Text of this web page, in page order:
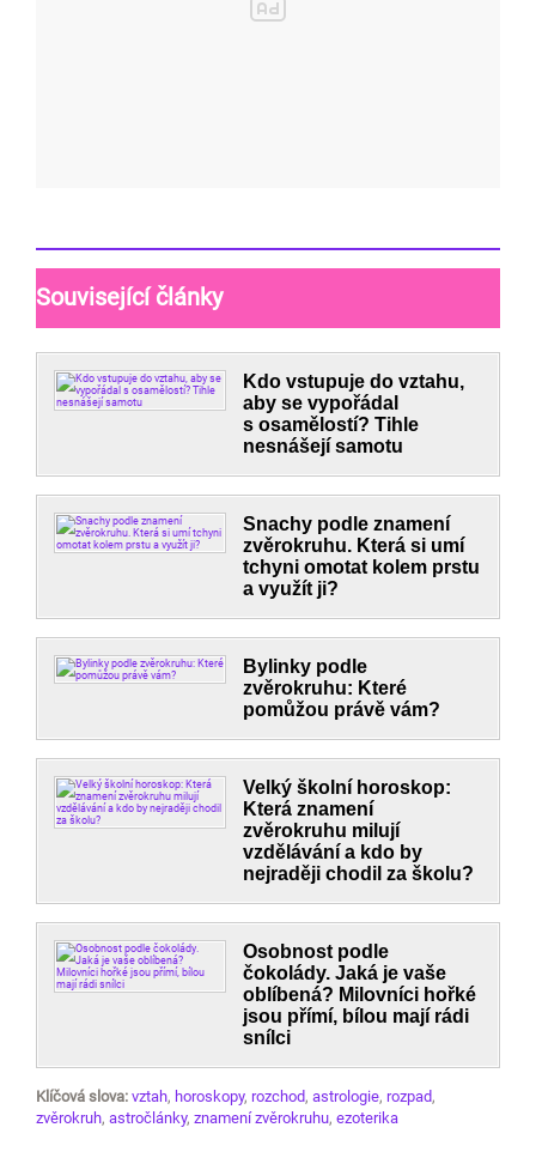
Související články
Kdo vstupuje do vztahu,
aby se vypořádal
s osamělostí? Tihle
nesnášejí samotu
Snachy podle znamení
zvěrokruhu. Která si umí
tchyni omotat kolem prstu
a využít ji?
Bylinky podle
zvěrokruhu: Které
pomůžou právě vám?
Velký školní horoskop:
Která znamení
zvěrokruhu milují
vzdělávání a kdo by
nejraději chodil za školu?
Osobnost podle
čokolády. Jaká je vaše
oblíbená? Milovníci hořké
jsou přímí, bílou mají rádi
snílci
Klíčová slova: vztah, horoskopy, rozchod, astrologie, rozpad,
zvěrokruh, astročlánky, znamení zvěrokruhu, ezoterika